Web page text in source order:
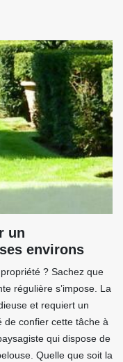
un
environs
? Sachez que
régulière s’impose. La
et requiert un
de confier cette tâche à
qui dispose de
Quelle que soit la